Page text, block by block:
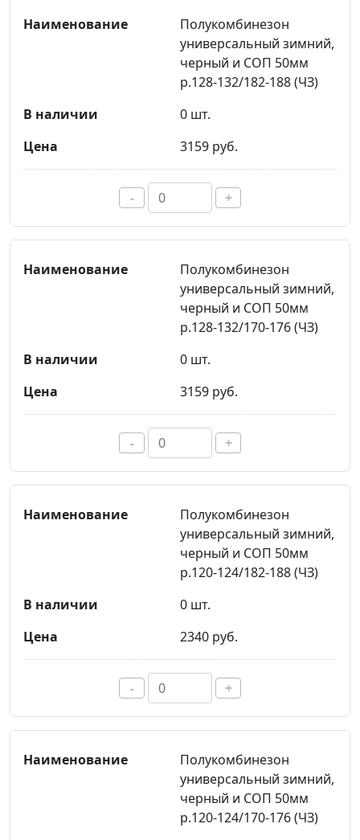
Полукомбинезон
универсальный зимний,
черный и СОП 50мм
р.128-132/182-188 (ЧЗ)
0 шт.
3159 руб.
- +
Полукомбинезон
универсальный зимний,
черный и СОП 50мм
р.128-132/170-176 (ЧЗ)
0 шт.
3159 руб.
- +
Полукомбинезон
универсальный зимний,
черный и СОП 50мм
р.120-124/182-188 (ЧЗ)
0 шт.
2340 руб.
- +
Полукомбинезон
универсальный зимний,
черный и СОП 50мм
р.120-124/170-176 (ЧЗ)